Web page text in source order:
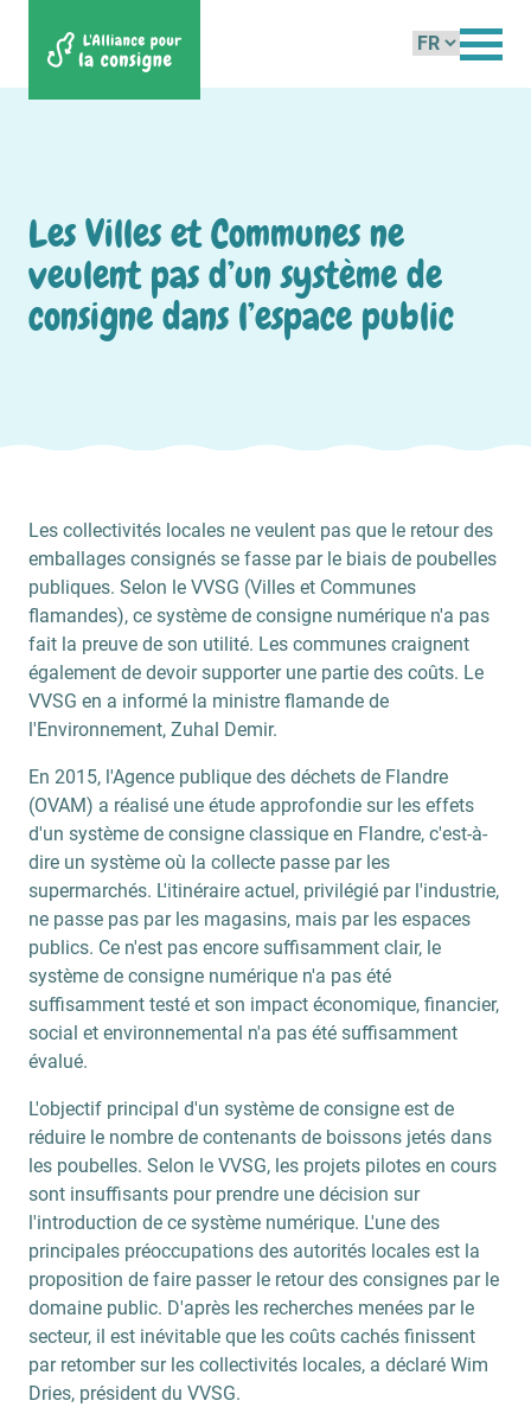
Choisir
Les Villes et Communes ne
veulent pas d’un système de
consigne dans l’espace public
Les collectivités locales ne veulent pas que le retour des
emballages consignés se fasse par le biais de poubelles
publiques. Selon le VVSG (Villes et Communes
flamandes), ce système de consigne numérique n'a pas
fait la preuve de son utilité. Les communes craignent
également de devoir supporter une partie des coûts. Le
VVSG en a informé la ministre flamande de
l'Environnement, Zuhal Demir.
En 2015, l'Agence publique des déchets de Flandre
(OVAM) a réalisé une étude approfondie sur les effets
d'un système de consigne classique en Flandre, c'est-à-
dire un système où la collecte passe par les
supermarchés. L'itinéraire actuel, privilégié par l'industrie,
ne passe pas par les magasins, mais par les espaces
publics. Ce n'est pas encore suffisamment clair, le
système de consigne numérique n'a pas été
suffisamment testé et son impact économique, financier,
social et environnemental n'a pas été suffisamment
évalué.
L'objectif principal d'un système de consigne est de
réduire le nombre de contenants de boissons jetés dans
les poubelles. Selon le VVSG, les projets pilotes en cours
sont insuffisants pour prendre une décision sur
l'introduction de ce système numérique. L'une des
principales préoccupations des autorités locales est la
proposition de faire passer le retour des consignes par le
domaine public. D'après les recherches menées par le
secteur, il est inévitable que les coûts cachés finissent
par retomber sur les collectivités locales, a déclaré Wim
Dries, président du VVSG.